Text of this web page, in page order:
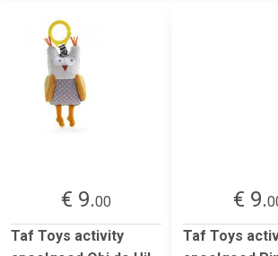
€ 9.00
Taf Toys activity
€ 9.
Taf Toys